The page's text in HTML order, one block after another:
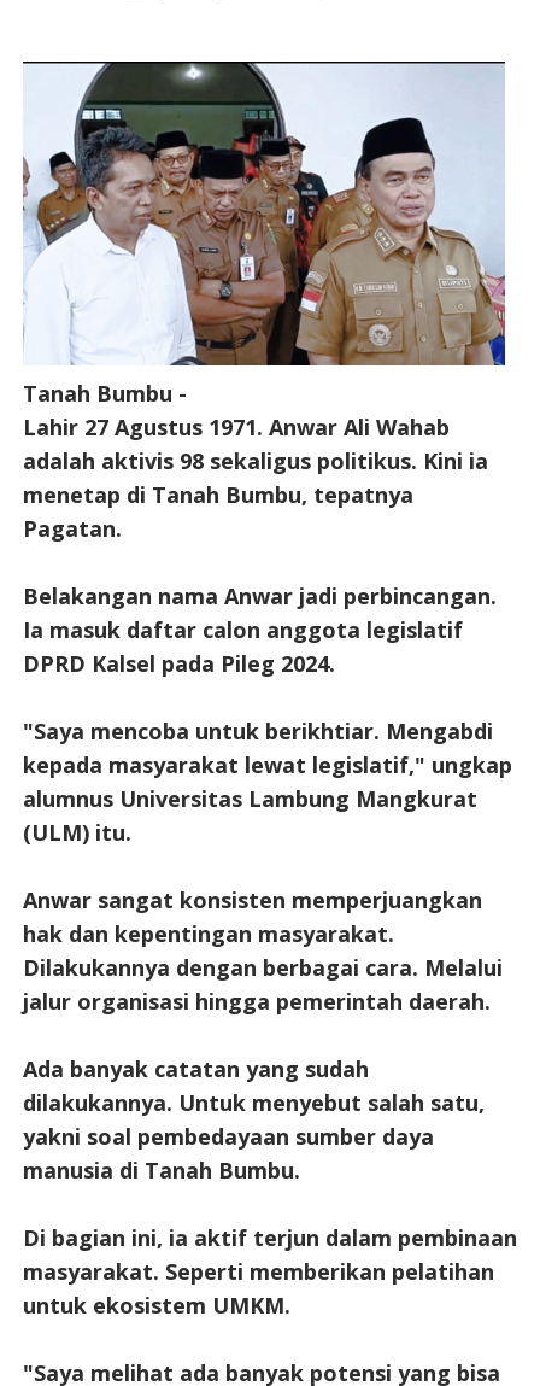
Tanah Bumbu -
Lahir 27 Agustus 1971. Anwar Ali Wahab
adalah aktivis 98 sekaligus politikus. Kini ia
menetap di Tanah Bumbu, tepatnya
Pagatan.
Belakangan nama Anwar jadi perbincangan.
Ia masuk daftar calon anggota legislatif
DPRD Kalsel pada Pileg 2024.
"Saya mencoba untuk berikhtiar. Mengabdi
kepada masyarakat lewat legislatif," ungkap
alumnus Universitas Lambung Mangkurat
(ULM) itu.
Anwar sangat konsisten memperjuangkan
hak dan kepentingan masyarakat.
Dilakukannya dengan berbagai cara. Melalui
jalur organisasi hingga pemerintah daerah.
Ada banyak catatan yang sudah
dilakukannya. Untuk menyebut salah satu,
yakni soal pembedayaan sumber daya
manusia di Tanah Bumbu.
Di bagian ini, ia aktif terjun dalam pembinaan
masyarakat. Seperti memberikan pelatihan
untuk ekosistem UMKM.
"Saya melihat ada banyak potensi yang bisa